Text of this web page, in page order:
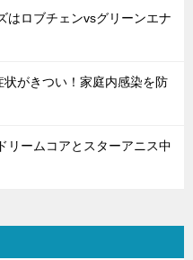
はロブチェンvsグリーンエナ
がきつい！家庭内感染を防
リームコアとスターアニス中